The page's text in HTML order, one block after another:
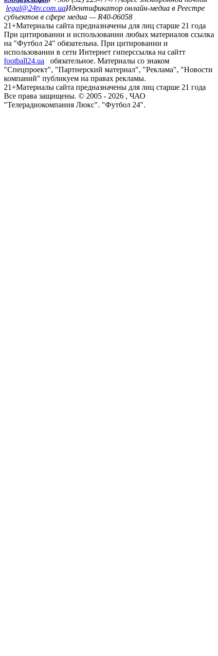
legal@24tv.com.uaИдентификатор онлайн-медиа в Реестре
субъектов в сфере медиа — R40-06058
21+Материалы сайта предназначены для лиц старше 21 года
При цитировании и использовании любых материалов ссылка
на "Футбол 24" обязательна. При цитировании и
использовании в сети Интернет гиперссылка на сайтт
football24.ua
обязательное. Материалы со знаком
"Спецпроект", "Партнерский материал", "Реклама", "Новости
компаний" публикуем на правах рекламы.
21+Материалы сайта предназначены для лиц старше 21 года
Все права защищены. © 2005 - 2026 , ЧАО
"Телерадиокомпания Люкс". "Футбол 24".